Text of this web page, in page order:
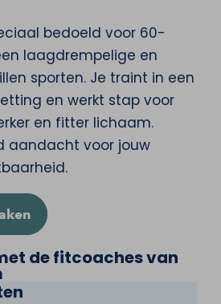
bedoeld voor 60-
laagdrempelige en
sporten. Je traint in een
en werkt stap voor
en fitter lichaam.
aandacht voor jouw
de fitcoaches van